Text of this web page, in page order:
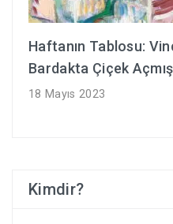
Haftanın Tablosu:
Bardakta Çiçek
18 Mayıs 2023
Kimdir?